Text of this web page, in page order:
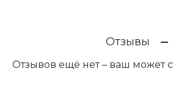
Отзывы
Отзывов ещё нет – ваш может